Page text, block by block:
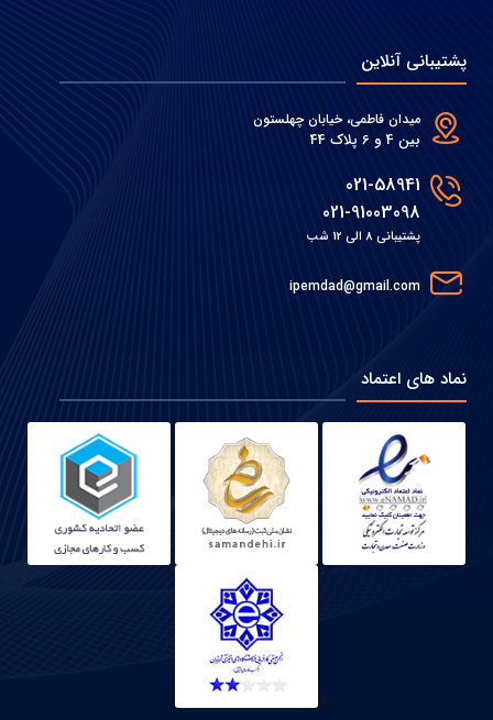
پشتیبانی آنلاین
میدان فاطمی، خیابان چهلستون
بین 4 و 6 پلاک 44
021-58941
021-91003098
پشتیبانی 8 الی 12 شب
ipemdad@gmail.com
نماد های اعتماد